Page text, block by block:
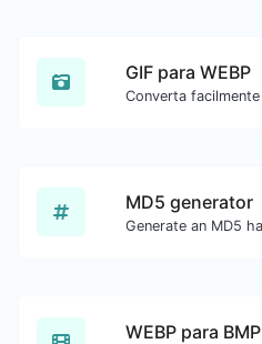
GIF para WEBP
MD5 generator
WEBP para BMP